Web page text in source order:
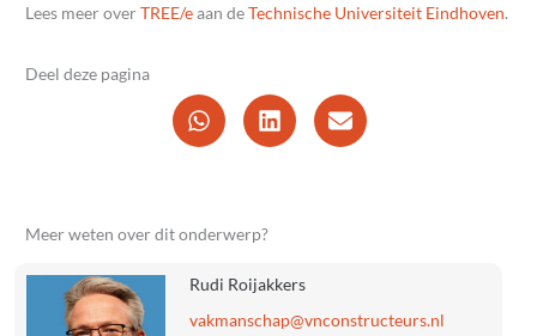
Lees meer overTREE/eaan deTechnische Universiteit Eindhoven.
Deel deze pagina
Meer weten over dit onderwerp?
Rudi Roijakkers
ln.sruetcurtsnocnv
@pahcsnamkav